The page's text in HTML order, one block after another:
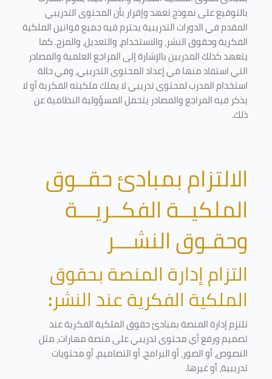
بالتوقيع على نموذج تعهد وإقرار بأن المحتوى التدريبي
المقدم في الدورات التدريبية يحترم فيه جميع قوانين الملكية
الفكرية وحقوق النشر، والاستخدام، والتعديل، والمزج. كما
يتعهد كذلك المدربين بالإشارة إلى المراجع العلمية والمصادر
التي استفاد منها في إعداد المحتوى التدريبي، وفي حالة
استخدام المدرب لمحتوى تدريبي لا يملك ملكيته الفكرية أو لا
يذكر فيه المراجع والمصادر يتحمل المسؤولية النظامية عن
ذلك.
الالتزام بمبادئ حقــوق
الملكيــة الفكــريـــة
وحقـوق النشـــر
التزام إدارة المنصة بحقوق
الملكية الفكرية عند النشر:
تلتزم إدارة المنصة بمبادئ حقوق الملكية الفكرية عند
تصميم ورفع أي محتوى تدريبي على منصة مهارات، مثل
النصوص، أو الصور، أو البرامج، أو التصاميم، أو محتويات
تدريبية، أو غيرها.